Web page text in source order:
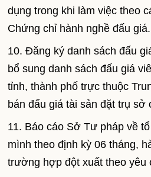
dụng trong khi làm việc theo
Chứng chỉ hành nghề đấu giá.
10. Đăng ký danh sách đấu
bổ sung danh sách đấu giá
tỉnh, thành phố trực thuộc
bán đấu giá tài sản đặt trụ sở
11. Báo cáo Sở Tư pháp về
mình theo định kỳ 06 tháng,
trường hợp đột xuất theo yêu